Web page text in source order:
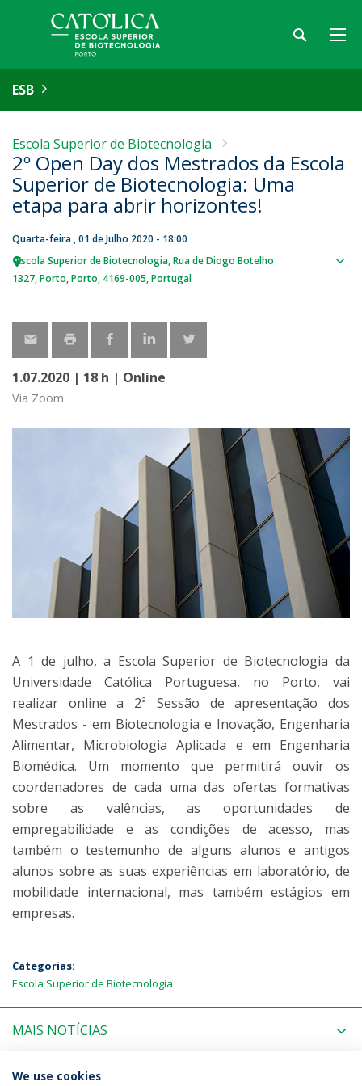
ESB
Escola Superior de Biotecnologia
2º Open Day dos Mestrados da Escola
Superior de Biotecnologia: Uma
etapa para abrir horizontes!
Quarta-feira , 01 de Julho 2020 - 18:00
Escola Superior de Biotecnologia Rua de Diogo Botelho
1327 Porto Porto 4169-005 Portugal
1.07.2020 | 18 h | Online
Via Zoom
A 1 de julho, a Escola Superior de Biotecnologia da
Universidade Católica Portuguesa, no Porto, vai
realizar online a 2ª Sessão de apresentação dos
Mestrados - em Biotecnologia e Inovação, Engenharia
Alimentar, Microbiologia Aplicada e em Engenharia
Biomédica. Um momento que permitirá ouvir os
coordenadores de cada uma das ofertas formativas
sobre as valências, as oportunidades de
empregabilidade e as condições de acesso, mas
também o testemunho de alguns alunos e antigos
alunos sobre as suas experiências em laboratório, de
mobilidade internacional, mas também estágios em
empresas.
Categorias:
Escola Superior de Biotecnologia
MAIS NOTÍCIAS
PRÓXIMOS EVENTOS
We use cookies